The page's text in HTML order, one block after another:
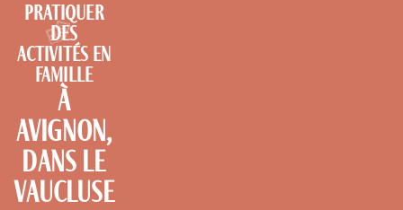
Pratiquer
des
activités en
famille
à
Avignon,
dans le
Vaucluse